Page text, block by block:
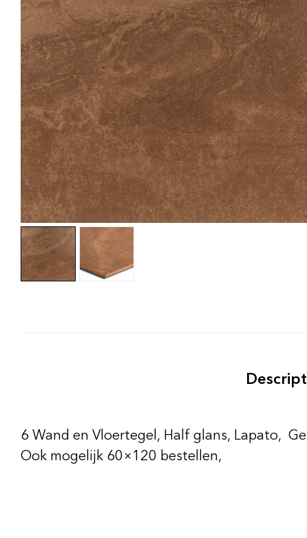
6 Wand en Vloertegel, Half glans, Lapato,
Ook mogelijk 60×120 bestellen,